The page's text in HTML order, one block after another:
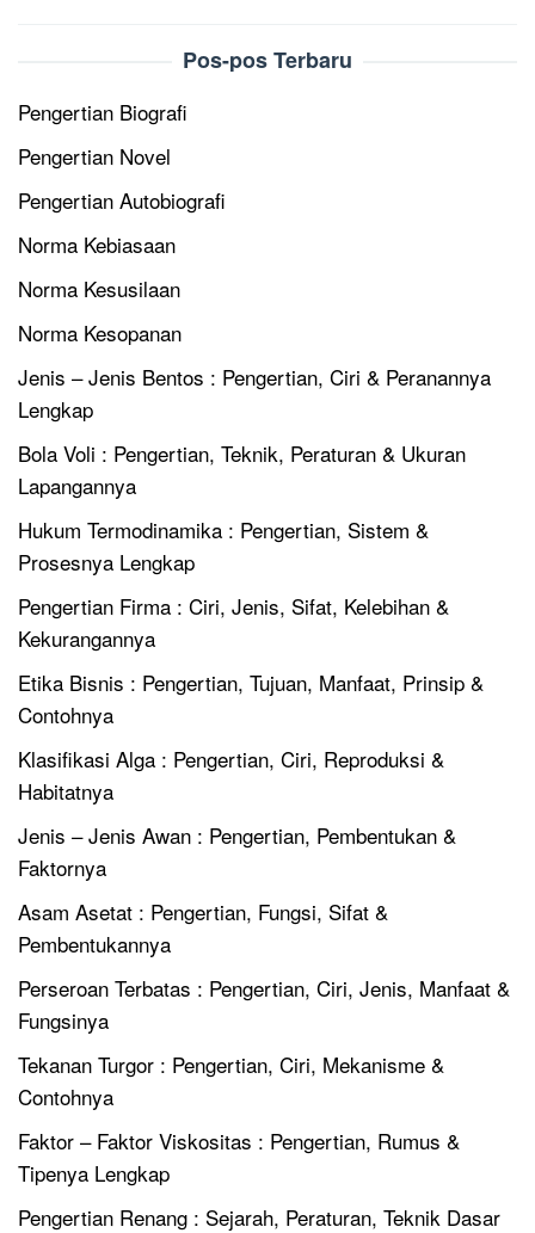
Pos-pos Terbaru
Pengertian Biografi
Pengertian Novel
Pengertian Autobiografi
Norma Kebiasaan
Norma Kesusilaan
Norma Kesopanan
Jenis – Jenis Bentos : Pengertian, Ciri & Peranannya
Lengkap
Bola Voli : Pengertian, Teknik, Peraturan & Ukuran
Lapangannya
Hukum Termodinamika : Pengertian, Sistem &
Prosesnya Lengkap
Pengertian Firma : Ciri, Jenis, Sifat, Kelebihan &
Kekurangannya
Etika Bisnis : Pengertian, Tujuan, Manfaat, Prinsip &
Contohnya
Klasifikasi Alga : Pengertian, Ciri, Reproduksi &
Habitatnya
Jenis – Jenis Awan : Pengertian, Pembentukan &
Faktornya
Asam Asetat : Pengertian, Fungsi, Sifat &
Pembentukannya
Perseroan Terbatas : Pengertian, Ciri, Jenis, Manfaat &
Fungsinya
Tekanan Turgor : Pengertian, Ciri, Mekanisme &
Contohnya
Faktor – Faktor Viskositas : Pengertian, Rumus &
Tipenya Lengkap
Pengertian Renang : Sejarah, Peraturan, Teknik Dasar